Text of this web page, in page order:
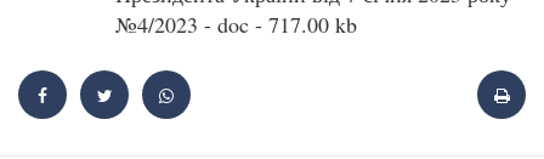
№4/2023 - doc - 717.00 kb